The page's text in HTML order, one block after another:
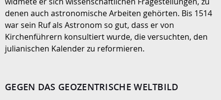
denen auch astronomische Arbeiten gehörten. Bis 1514
war sein Ruf als Astronom so gut, dass er von
Kirchenführern konsultiert wurde, die versuchten, den
julianischen Kalender zu reformieren.
GEGEN DAS GEOZENTRISCHE WELTBILD